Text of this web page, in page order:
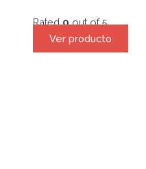
Rated0out of 5
Ver producto